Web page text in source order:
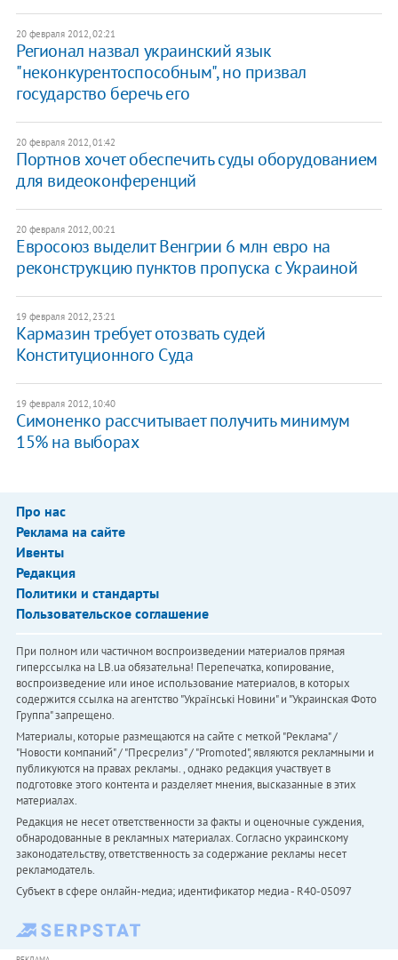
20 февраля 2012, 02:21
Регионал назвал украинский язык
"неконкурентоспособным", но призвал
государство беречь его
20 февраля 2012, 01:42
Портнов хочет обеспечить суды оборудованием
для видеоконференций
20 февраля 2012, 00:21
Евросоюз выделит Венгрии 6 млн евро на
реконструкцию пунктов пропуска с Украиной
19 февраля 2012, 23:21
Кармазин требует отозвать судей
Конституционного Суда
19 февраля 2012, 10:40
Симоненко рассчитывает получить минимум
15% на выборах
Про нас
Реклама на сайте
Ивенты
Редакция
Политики и стандарты
Пользовательское соглашение
При полном или частичном воспроизведении материалов прямая
гиперссылка на LB.ua обязательна! Перепечатка, копирование,
воспроизведение или иное использование материалов, в которых
содержится ссылка на агентство "Українськi Новини" и "Украинская Фото
Группа" запрещено.
Материалы, которые размещаются на сайте с меткой "Реклама" /
"Новости компаний" / "Пресрелиз" / "Promoted", являются рекламными и
публикуются на правах рекламы. , однако редакция участвует в
подготовке этого контента и разделяет мнения, высказанные в этих
материалах.
Редакция не несет ответственности за факты и оценочные суждения,
обнародованные в рекламных материалах. Согласно украинскому
законодательству, ответственность за содержание рекламы несет
рекламодатель.
Субъект в сфере онлайн-медиа; идентификатор медиа - R40-05097